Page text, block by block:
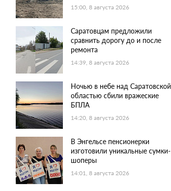
15:00, 8 августа 2026
Саратовцам предложили
сравнить дорогу до и после
ремонта
14:39, 8 августа 2026
Ночью в небе над Саратовской
областью сбили вражеские
БПЛА
14:20, 8 августа 2026
В Энгельсе пенсионерки
изготовили уникальные сумки-
шоперы
14:01, 8 августа 2026